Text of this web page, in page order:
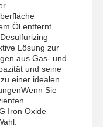
Öl entfernt.
Lösung zur
aus Gas- und
und seine
einer idealen
Sie
Iron Oxide